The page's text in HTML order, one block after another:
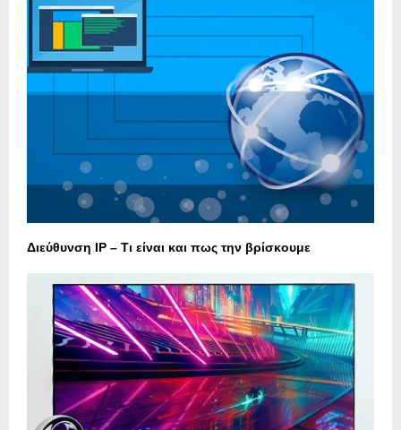
Διεύθυνση IP – Τι είναι και πως την βρίσκουμε